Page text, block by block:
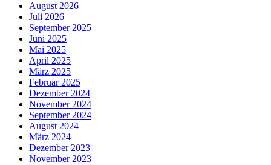
August 2026
Juli 2026
September 2025
Juni 2025
Mai 2025
April 2025
März 2025
Februar 2025
Dezember 2024
November 2024
September 2024
August 2024
März 2024
Dezember 2023
November 2023